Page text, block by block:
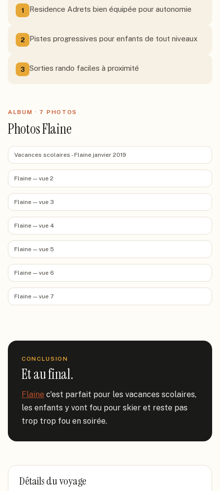
1 Residence Adrets bien équipée pour autonomie
2 Pistes progressives pour enfants de tout niveaux
3 Sorties rando faciles à proximité
ALBUM · 7 PHOTOS
Photos Flaine
Vacances scolaires - Flaine janvier 2019
Flaine — vue 2
Flaine — vue 3
Flaine — vue 4
Flaine — vue 5
Flaine — vue 6
Flaine — vue 7
CONCLUSION
Et au final.
Flaine c'est parfait pour les vacances scolaires,
les enfants y vont fou pour skier et reste pas
trop trop fou en soirée.
Détails du voyage